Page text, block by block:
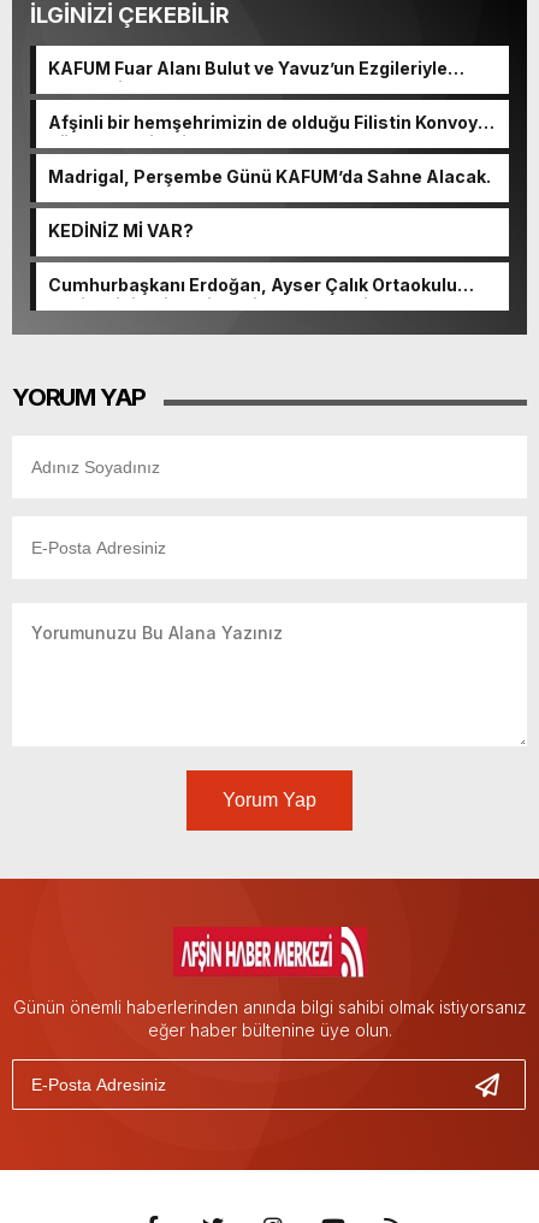
İLGİNİZİ ÇEKEBİLİR
KAFUM Fuar Alanı Bulut ve Yavuz’un Ezgileriyle
Şenlendi.
Afşinli bir hemşehrimizin de olduğu Filistin Konvoyu,
güçlenerek ilerliyor.
Madrigal, Perşembe Günü KAFUM’da Sahne Alacak.
KEDİNİZ Mİ VAR?
Cumhurbaşkanı Erdoğan, Ayser Çalık Ortaokulu
Şehitlerinin Aileleriyle Bir Araya Geldi.
YORUM YAP
Yorum Yap
Günün önemli haberlerinden anında bilgi sahibi olmak istiyorsanız
eğer haber bültenine üye olun.